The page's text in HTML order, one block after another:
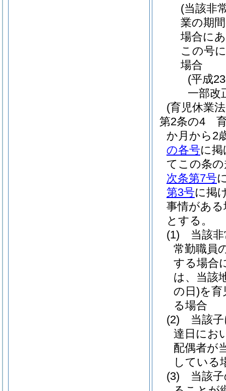
(当該非
業の期
場合に
この号
場合
(平成
一部改
(育児休業
第2条の4
か月から2
の各号に
てこの条
次条第7号
第3号に掲
事情があ
とする。
(1)
当該
常勤職員
する場合
は、当該
の日)を育
る場合
(2)
当該
達日にお
配偶者が
している
(3)
当該